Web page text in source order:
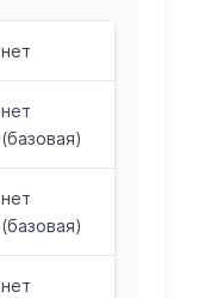
нет
нет
(базовая)
нет
(базовая)
нет